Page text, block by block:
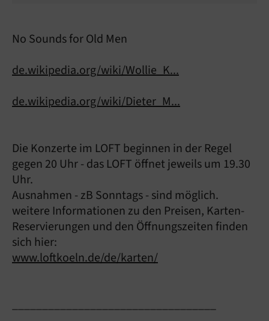
No Sounds for Old Men
de.wikipedia.org/wiki/Wollie_K...
de.wikipedia.org/wiki/Dieter_M...
Die Konzerte im LOFT beginnen in der Regel
gegen 20 Uhr - das LOFT öffnet jeweils um 19.30
Uhr.
Ausnahmen - zB Sonntags - sind möglich.
weitere Informationen zu den Preisen, Karten-
Reservierungen und den Öffnungszeiten finden
sich hier:
www.loftkoeln.de/de/karten/
__________________________________